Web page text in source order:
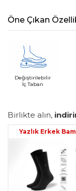
Öne Çıkan
Değiştirilebilir
İç Taban
Birlikte alın,
Yazlık Erkek